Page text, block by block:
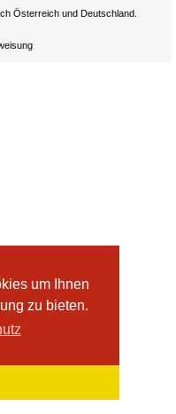
um Ihnen
zu bieten.
Österreich und Deutschland.